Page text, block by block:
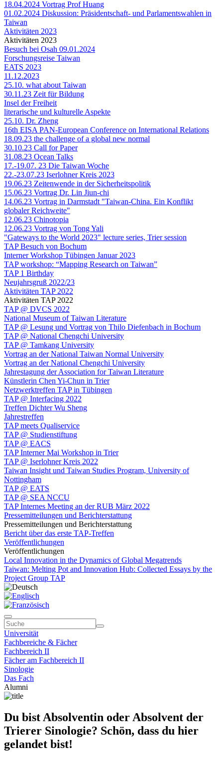
18.04.2024 Vortrag Prof Huang
01.02.2024 Diskussion: Präsidentschaft- und Parlamentswahlen in
Taiwan
Aktivitäten 2023
Aktivitäten 2023
Besuch bei Osah 09.01.2024
Forschungsreise Taiwan
EATS 2023
11.12.2023
25.10. what about Taiwan
30.11.23 Zeit für Bildung
Insel der Freiheit
literarische und kulturelle Aspekte
25.10. Dr. Zheng
16th EISA PAN-European Conference on International Relations
18.09.23 the challenge of a global new normal
30.10.23 Call for Paper
31.08.23 Ocean Talks
17.-19.07. 23 Die Taiwan Woche
22.-23.07.23 Iserlohner Kreis 2023
19.06.23 Zeitenwende in der Sicherheitspolitik
15.06.23 Vortrag Dr. Lin Jiun-chi
14.06.23 Vortrag in Darmstadt "Taiwan-China. Ein Konflikt
globaler Reichweite"
12.06.23 Chinotopia
12.06.23 Vortrag von Tong Yali
"Gateways to the World 2023" lecture series, Trier session
TAP Besuch von Bochum
Interner Workshop Tübingen Januar 2023
TAP workshop: “Mapping Research on Taiwan”
TAP 1 Birthday
Neujahrsgruß 2022/23
Aktivitäten TAP 2022
Aktivitäten TAP 2022
TAP @ DVCS 2022
National Museum of Taiwan Literature
TAP @ Lesung und Vortrag von Thilo Diefenbach in Bochum
TAP @ National Chengchi University
TAP @ Tamkang University
Vortrag an der National Taiwan Normal University
Vortrag an der National Chengchi University
Jahrestagung der Association for Taiwan Literature
Künstlerin Chen Yi-Chun in Trier
Netzwerktreffen TAP in Tübingen
TAP @ Interfacing 2022
Treffen Dichter Wu Sheng
Jahrestreffen
TAP meets Qualiservice
TAP @ Studienstiftung
TAP @ EACS
TAP Interner Mai Workshop in Trier
TAP @ Iserlohner Kreis 2022
Taiwan Insight und Taiwan Studies Program, University of
Nottingham
TAP @ EATS
TAP @ SEA NCCU
TAP Internes Meeting an der RUB März 2022
Pressemitteilungen und Berichterstattung
Pressemitteilungen und Berichterstattung
Bericht über das erste TAP-Treffen
Veröffentlichungen
Veröffentlichungen
Local Innovation in the Dynamics of Global Megatrends
Taiwan: Melting Pot and Innovation Hub: Collected Essays by the
Project Group TAP
Universität
Fachbereiche & Fächer
Fachbereich II
Fächer am Fachbereich II
Sinologie
Das Fach
Alumni
Du bist Absolventin oder Absolvent der
Trierer Sinologie? Schön, dass du hier
gelandet bist!